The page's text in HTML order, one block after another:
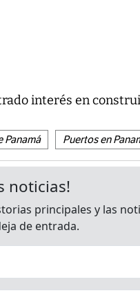
interés en
Panamá Puertos en